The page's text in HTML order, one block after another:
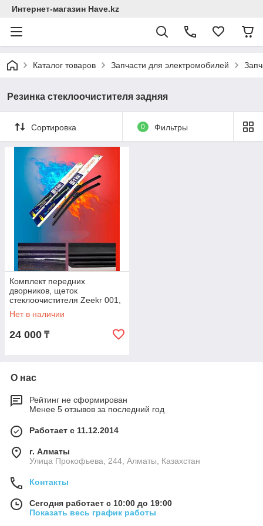
Интернет-магазин Have.kz
Каталог товаров Запчасти для электромобилей
Резинка стеклоочистителя задняя
Сортировка 0 Фильтры
Комплект передних
дворников, щеток
стеклоочистителя Zeekr 001,
Cleanbro
Нет в наличии
24 000 ₸
О нас
Рейтинг не сформирован
Менее 5 отзывов за последний год
Работает с 11.12.2014
г. Алматы
​Улица Прокофьева, 244, Алматы, Казахстан
Контакты
Сегодня работает с 10:00 до 19:00
Показать весь график работы